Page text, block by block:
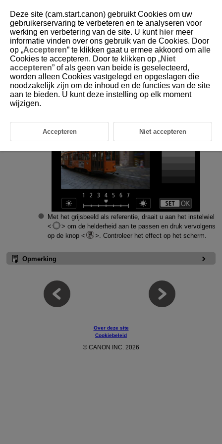
D180-216
Schermhelderheid
Selecteer [ :Schermhelderheid] (
).
Maak de afstelling.
Met het grijsbeeld als referentie, draait u aan het instelwiel
om de helderheid aan te passen en druk vervolgens
op de knop
. Controleer het effect op het scherm.
Opmerking
Over deze site
Cookiebeleid
© CANON INC. 2026
Deze site (cam.start.canon) gebruikt Cookies om uw
gebruikerservaring te verbeteren en te analyseren voor
werking en verbetering van de site. U kunt hier meer
informatie vinden over ons gebruik van de Cookies. Door
op „Accepteren” te klikken gaat u ermee akkoord om alle
Cookies te accepteren. Door te klikken op „Niet
accepteren” of als geen van beide is geselecteerd,
worden alleen Cookies vastgelegd en opgeslagen die
noodzakelijk zijn om de inhoud en de functies van de site
aan te bieden. U kunt deze instelling op elk moment
wijzigen.
Accepteren Niet accepteren